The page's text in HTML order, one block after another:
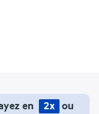
en 2x ou